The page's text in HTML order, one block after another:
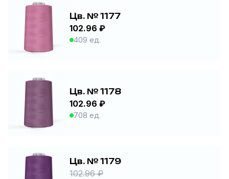
Цв. № 1177
102.96 ₽
409 ед.
Цв. № 1178
102.96 ₽
708 ед.
Цв. № 1179
102.96 ₽